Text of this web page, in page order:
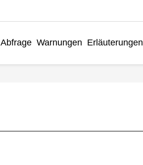
Abfrage Warnungen Erläuterungen